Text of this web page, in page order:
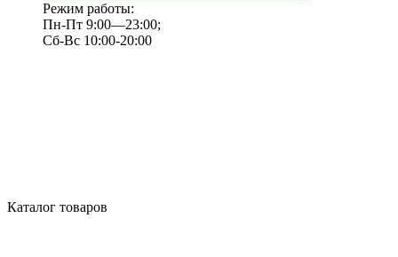
Режим работы:
Пн-Пт 9:00—23:00;
Сб-Вс 10:00-20:00
Каталог товаров